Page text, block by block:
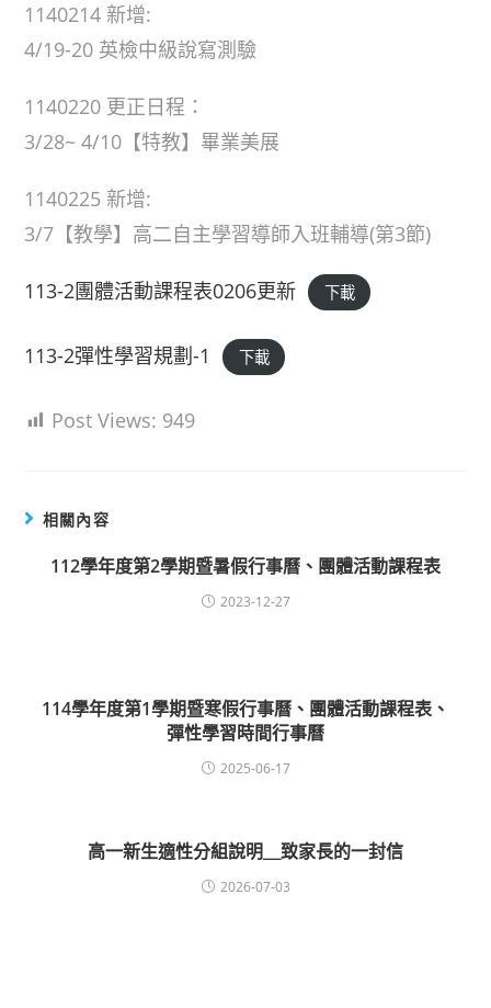
1140214 新增:
4/19-20 英檢中級說寫測驗
1140220 更正日程：
3/28~ 4/10【特教】畢業美展
1140225 新增:
3/7【教學】高二自主學習導師入班輔導(第3節)
113-2團體活動課程表0206更新 下載
113-2彈性學習規劃-1 下載
Post Views: 949
相關內容
112學年度第2學期暨暑假行事曆、團體活動課程表
2023-12-27
114學年度第1學期暨寒假行事曆、團體活動課程表、
彈性學習時間行事曆
2025-06-17
高一新生適性分組說明＿致家長的一封信
2026-07-03